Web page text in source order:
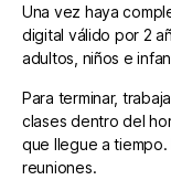
Una vez haya
digital válido por 2
adultos, niños e
Para terminar,
clases dentro del
que llegue a
reuniones.